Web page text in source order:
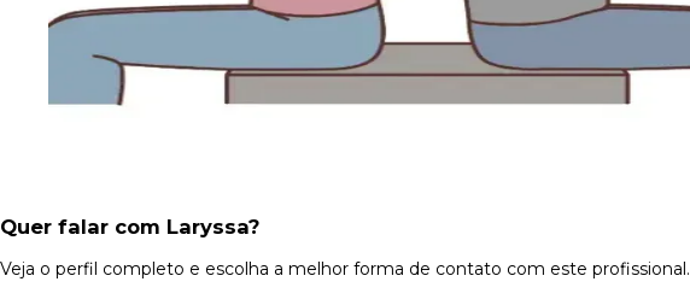
Quer falar com Laryssa?
Veja o perfil completo e escolha a melhor forma de contato com este profissional.